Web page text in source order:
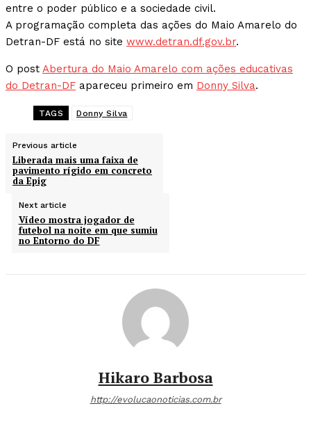
entre o poder público e a sociedade civil.
A programação completa das ações do Maio Amarelo do
Detran-DF está no site www.detran.df.gov.br.
O post Abertura do Maio Amarelo com ações educativas
do Detran-DF apareceu primeiro em Donny Silva.
TAGS Donny Silva
Previous article
Liberada mais uma faixa de
pavimento rígido em concreto
da Epig
Next article
Vídeo mostra jogador de
futebol na noite em que sumiu
no Entorno do DF
Hikaro Barbosa
http://evolucaonoticias.com.br